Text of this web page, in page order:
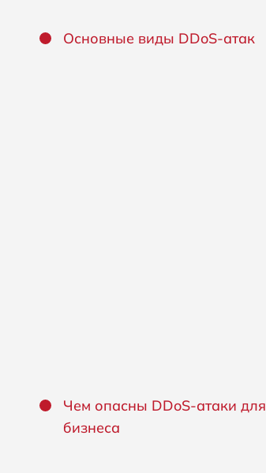
Основные виды DDoS-атак
Чем опасны DDoS-атаки для
бизнеса